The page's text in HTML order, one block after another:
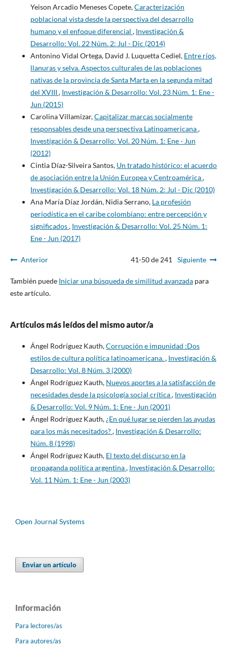
Yeison Arcadio Meneses Copete,Caracterización
poblacional vista desde la perspectiva del desarrollo
humano y el enfoque diferencial , Investigación &
Desarrollo: Vol. 22 Núm. 2: Jul - Dic (2014)
Antonino Vidal Ortega, David J. Luquetta Cediel, Entre ríos,
llanuras y selva. Aspectos culturales de las poblaciones
nativas de la provincia de Santa Marta en la segunda mitad
del XVIII , Investigación & Desarrollo: Vol. 23 Núm. 1: Ene -
Jun (2015)
Carolina Villamizar,Capitalizar marcas socialmente
responsables desde una perspectiva Latinoamericana,
Investigación & Desarrollo: Vol. 20 Núm. 1: Ene - Jun
(2012)
Cintia Díaz-Silveira Santos, Un tratado histórico: el acuerdo
de asociación entre la Unión Europea y Centroamérica,
Investigación & Desarrollo: Vol. 18 Núm. 2: Jul - Dic (2010)
Ana María Díaz Jordán, Nidia Serrano, La profesión
periodística en el caribe colombiano: entre percepción y
significados, Investigación & Desarrollo: Vol. 25 Núm. 1:
Ene - Jun (2017)
Anterior 41-50 de 241 Siguiente
También puede Iniciar una búsqueda de similitud avanzadapara
este artículo.
Artículos más leídos del mismo autor/a
Ángel Rodríguez Kauth,Corrupción e impunidad :Dos
estilos de cultura política latinoamericana., Investigación &
Desarrollo: Vol. 8 Núm. 3 (2000)
Ángel Rodríguez Kauth, Nuevos aportes a la satisfacción de
necesidades desde la psicología social crítica, Investigación
& Desarrollo: Vol. 9 Núm. 1: Ene - Jun (2001)
Ángel Rodríguez Kauth,¿En qué lugar se pierden las ayudas
para los más necesitados?, Investigación & Desarrollo:
Núm. 8 (1998)
Ángel Rodríguez Kauth, El texto del discurso en la
propaganda política argentina, Investigación & Desarrollo:
Vol. 11 Núm. 1: Ene - Jun (2003)
Open Journal Systems
Enviar un artículo
Información
Para lectores/as
Para autores/as